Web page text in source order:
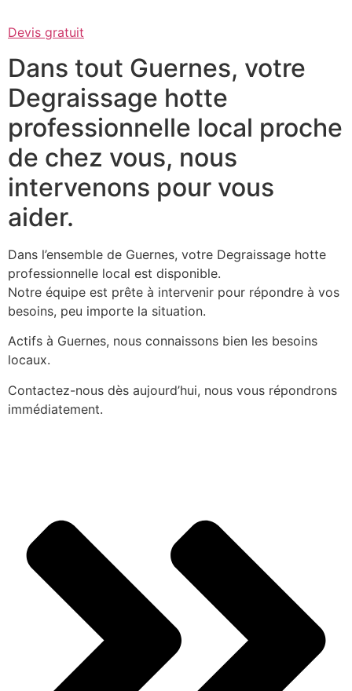
Devis gratuit
Dans tout Guernes, votre
Degraissage hotte
professionnelle local proche
de chez vous, nous
intervenons pour vous
aider.
Dans l’ensemble de Guernes, votre Degraissage hotte
professionnelle local est disponible.
Notre équipe est prête à intervenir pour répondre à vos
besoins, peu importe la situation.
Actifs à Guernes, nous connaissons bien les besoins
locaux.
Contactez-nous dès aujourd’hui, nous vous répondrons
immédiatement.